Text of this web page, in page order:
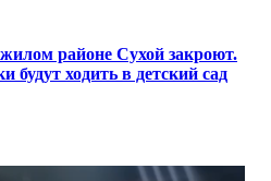
районе Сухой закроют.
ходить в детский сад